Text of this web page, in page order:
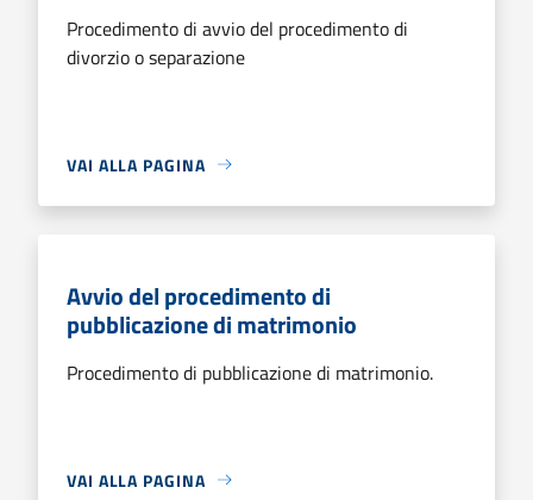
Procedimento di avvio del procedimento di
divorzio o separazione
VAI ALLA PAGINA
Avvio del procedimento di
pubblicazione di matrimonio
Procedimento di pubblicazione di matrimonio.
VAI ALLA PAGINA